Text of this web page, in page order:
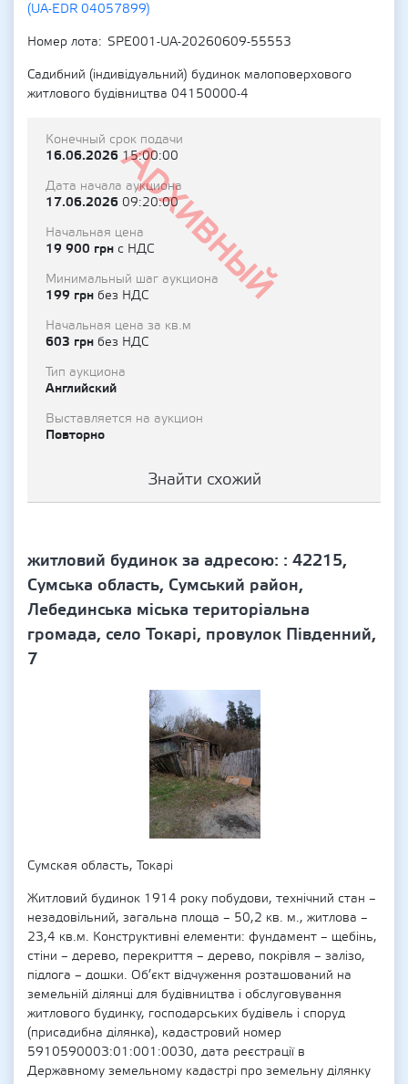
(UA-EDR 04057899)
Номер лота
SPE001-UA-20260609-55553
Садибний (індивідуальний) будинок малоповерхового
житлового будівництва 04150000-4
Архивный
Конечный срок подачи
16.06.202615:00:00
Дата начала аукциона
17.06.2026 09:20:00
Начальная цена
19 900 грн с НДС
Минимальный шаг аукциона
199 грн без НДС
Начальная цена за кв.м
603 грн без НДС
Тип аукциона
Английский
Выставляется на аукцион
Повторно
Знайти схожий
житловий будинок за адресою: : 42215,
Сумська область, Сумський район,
Лебединська міська територіальна
громада, село Токарі, провулок Південний,
7
Сумская область, Токарі
Житловий будинок 1914 року побудови, технічний стан –
незадовільний, загальна площа – 50,2 кв. м., житлова –
23,4 кв.м. Конструктивні елементи: фундамент – щебінь,
стіни – дерево, перекриття – дерево, покрівля – залізо,
підлога – дошки. Об’єкт відчуження розташований на
земельній ділянці для будівництва і обслуговування
житлового будинку, господарських будівель і споруд
(присадибна ділянка), кадастровий номер
5910590003:01:001:0030, дата реєстрації в
Державному земельному кадастрі про земельну ділянку